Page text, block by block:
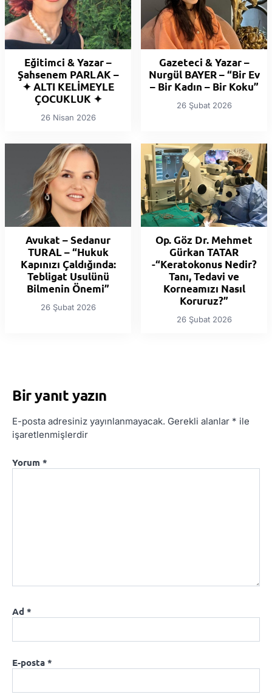
Eğitimci & Yazar –
Şahsenem PARLAK –
✦ ALTI KELİMEYLE
ÇOCUKLUK ✦
26 Nisan 2026
Gazeteci & Yazar –
Nurgül BAYER – “Bir Ev
– Bir Kadın – Bir Koku”
26 Şubat 2026
Avukat – Sedanur
TURAL – “Hukuk
Kapınızı Çaldığında:
Tebligat Usulünü
Bilmenin Önemi”
26 Şubat 2026
Op. Göz Dr. Mehmet
Gürkan TATAR
-“Keratokonus Nedir?
Tanı, Tedavi ve
Korneamızı Nasıl
Koruruz?”
26 Şubat 2026
Bir yanıt yazın
E-posta adresiniz yayınlanmayacak. Gerekli alanlar * ile
işaretlenmişlerdir
Yorum *
Ad *
E-posta *